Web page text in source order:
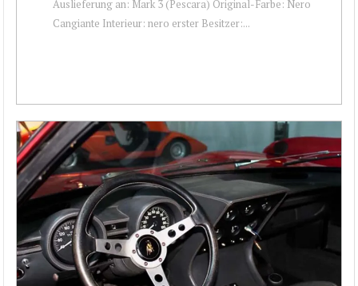
Auslieferung an: Mark 3 (Pescara) Original-Farbe: Nero
Cangiante Interieur: nero erster Besitzer:...